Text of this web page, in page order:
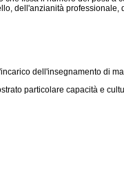
dell'anzianità
dell'insegnamento di
particolare capacità e